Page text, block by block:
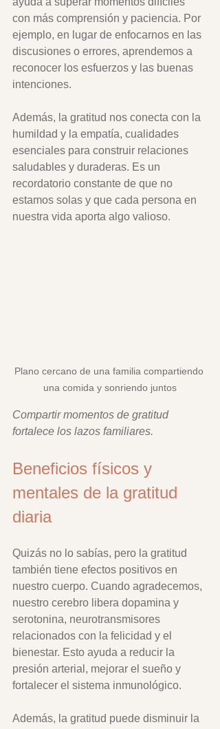
con más comprensión y paciencia. Por
ejemplo, en lugar de enfocarnos en las
discusiones o errores, aprendemos a
reconocer los esfuerzos y las buenas
intenciones.
Además, la gratitud nos conecta con la
humildad y la empatía, cualidades
esenciales para construir relaciones
saludables y duraderas. Es un
recordatorio constante de que no
estamos solas y que cada persona en
nuestra vida aporta algo valioso.
Plano cercano de una familia compartiendo
una comida y sonriendo juntos
Compartir momentos de gratitud
fortalece los lazos familiares.
Beneficios físicos y
mentales de la gratitud
diaria
Quizás no lo sabías, pero la gratitud
también tiene efectos positivos en
nuestro cuerpo. Cuando agradecemos,
nuestro cerebro libera dopamina y
serotonina, neurotransmisores
relacionados con la felicidad y el
bienestar. Esto ayuda a reducir la
presión arterial, mejorar el sueño y
fortalecer el sistema inmunológico.
Además, la gratitud puede disminuir la